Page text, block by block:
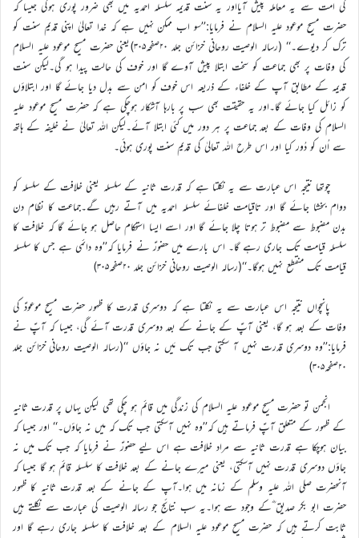
کی امت سے یہ معاملہ پیش آیااور یہ سنت قدیمہ سلسلہ احمدیہ میں بھی ضرور پوری ہوگی جیسا کہ
حضرت مسیح موعود علیہ السلام نے فرمایا:’’سو اب ممکن نہیں ہے کہ خدا تعالیٰ اپنی قدیم سنت کو
ترک کر دیوے۔‘‘ (رسالہ الوصیت روحانی خزائن جلد ۲۰صفحہ۳۰۵)یعنی حضرت مسیح موعود علیہ السلام
کی وفات پر بھی جماعت کو سخت ابتلا پیش آوے گا اور خوف کی حالت پیدا ہو گی۔لیکن سنت
قدیمہ کے مطابق آپ کے خلفاء کے ذریعہ اس خوف کو امن سے بدل دیا جائے گا اور ابتلاؤں
کو زائل کیا جائے گا۔اور یہ حقیقت بھی سب پر بارہا آشکار ہوچکی ہے کہ حضرت مسیح موعود علیہ
السلام کی وفات کے بعد جماعت پر ہر دور میں کئی ابتلا آئے۔لیکن اللہ تعالیٰ نے خلیفہ کے ہاتھ
سے اُن کو دُور کیا اور اس طرح اللہ تعالیٰ کی قدیم سنت پوری ہوئی۔
چوتھا نتیجہ اس عبارت سے یہ نکلتا ہے کہ قدرت ثانیہ کے سلسلہ یعنی خلافت کے سلسلہ کو
دوام بخشا جائے گا اور تاقیامت خلفائے سلسلہ احمدیہ میں آتے رہیں گے۔جماعت کا نظام دن
بدن مضبوط سے مضبوط تر ہوتا چلا جائے گا اور اسے ایسا استحکام حاصل ہو جائے گا کہ خلافت کا
سلسلہ قیامت تک جاری رہے گا۔ اس بارے میں حضورؑ نے فرمایا کہ’’وہ دائمی ہے جس کا سلسلہ
قیامت تک منقطع نہیں ہوگا۔‘‘(رسالہ الوصیت روحانی خزائن جلد ۲۰صفحہ۳۰۵)
پانچواں نتیجہ اس عبارت سے یہ نکلتا ہے کہ دوسری قدرت کا ظہور حضرت مسیح موعودؑ کی
وفات کے بعد ہو گا، یعنی آپؑ کے جانے کے بعد دوسری قدرت آئے گی، جیسا کہ آپؑ نے
فرمایا:’’وہ دوسری قدرت نہیں آ سکتی جب تک مَیں نہ جاؤں ‘‘(رسالہ الوصیت روحانی خزائن جلد
۲۰صفحہ۳۰۵)
انجمن تو حضرت مسیح موعود علیہ السلام کی زندگی میں قائم ہو چکی تھی لیکن یہاں پر قدرت ثانیہ
کے ظہور کے متعلق آپؑ فرماتے ہیں کہ’’وہ نہیں آسکتی جب تک کہ میں نہ جاؤں۔‘‘ اور جیسا کہ
بیان ہوچکا ہے قدرت ثانیہ سے مراد خلافت ہے اس لیے حضورؑ نے فرمایا کہ جب تک میں نہ
جاؤں دوسری قدرت نہیں آسکتی، یعنی میرے جانے کے بعد خلافت کا سلسلہ قائم ہو گا جیسا کہ
آنحضرت صلی اللہ علیہ وسلم کے زمانہ میں ہوا۔آپ کے جانے کے بعد قدرت ثانیہ کا ظہور
حضرت ابو بکر صدیق ؓکے وجود سے ہوا۔یہ سب نتائج جو رسالہ الوصیت کی عبارت سے نکلتے ہیں
ثابت کرتے ہیں کہ حضرت مسیح موعود علیہ السلام کے بعد خلافت کا سلسلہ جاری رہے گا اور